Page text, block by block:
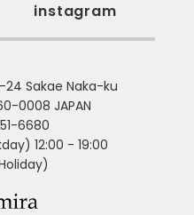
instagram
24 Sakae Naka-ku
0008 JAPAN
6680
12:00 - 19:00